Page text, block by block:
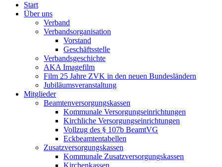
Start
Über uns
Verband
Verbandsorganisation
Vorstand
Geschäftsstelle
Verbandsgeschichte
AKA Imagefilm
Film 25 Jahre ZVK in den neuen Bundesländern
Jubiläumsveranstaltung
Mitglieder
Beamtenversorgungskassen
Kommunale Versorgungseinrichtungen
Kirchliche Versorgungseinrichtungen
Vollzug des § 107b BeamtVG
Eckbeamtentabellen
Zusatzversorgungskassen
Kommunale Zusatzversorgungskassen